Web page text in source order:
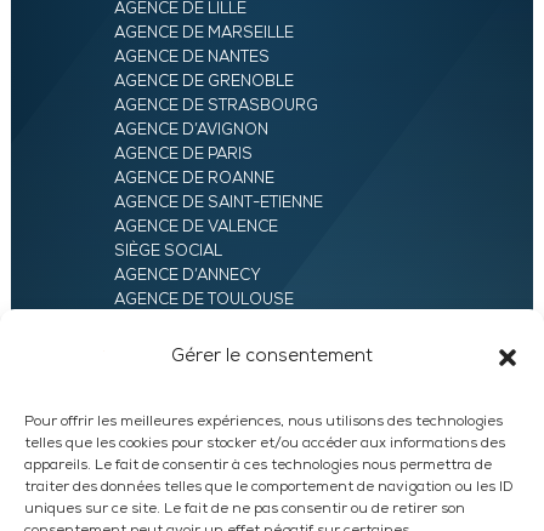
Gérer le consentement
Pour offrir les meilleures expériences, nous utilisons des technologies
telles que les cookies pour stocker et/ou accéder aux informations des
appareils. Le fait de consentir à ces technologies nous permettra de
traiter des données telles que le comportement de navigation ou les ID
uniques sur ce site. Le fait de ne pas consentir ou de retirer son
AGENCE DE LILLE
AGENCE DE MARSEILLE
AGENCE DE NANTES
AGENCE DE GRENOBLE
AGENCE DE STRASBOURG
AGENCE D’AVIGNON
AGENCE DE PARIS
AGENCE DE ROANNE
AGENCE DE SAINT-ETIENNE
AGENCE DE VALENCE
SIÈGE SOCIAL
AGENCE D’ANNECY
AGENCE DE TOULOUSE
AGENCE D’ORLÉANS